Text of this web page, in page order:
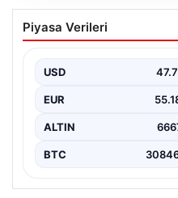
MASAK
Yapılan Ünlü
Ahbap Derneği'ne yönelik
incelemesi yapıldı. Mali…
Piyasa Verileri
USD
EUR
ALTIN
BTC